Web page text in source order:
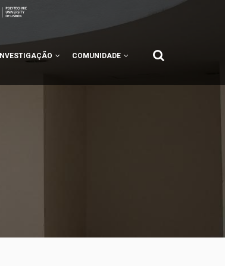
INVESTIGAÇÃO COMUNIDADE